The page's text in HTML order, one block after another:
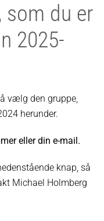
du er
2025-
vælg den gruppe,
herunder.
eller din e-mail.
knap, så
Michael Holmberg